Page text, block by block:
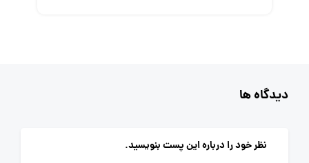
دیدگاه ها
نظر خود را درباره این پست بنویسید.